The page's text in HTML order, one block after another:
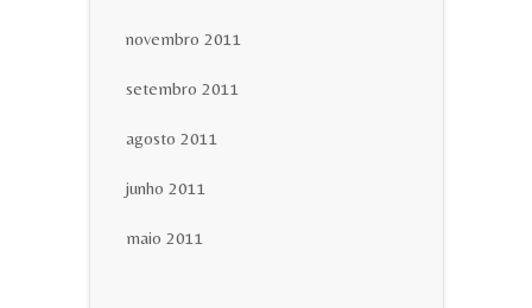
novembro 2011
setembro 2011
agosto 2011
junho 2011
maio 2011